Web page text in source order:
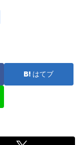
はてブ